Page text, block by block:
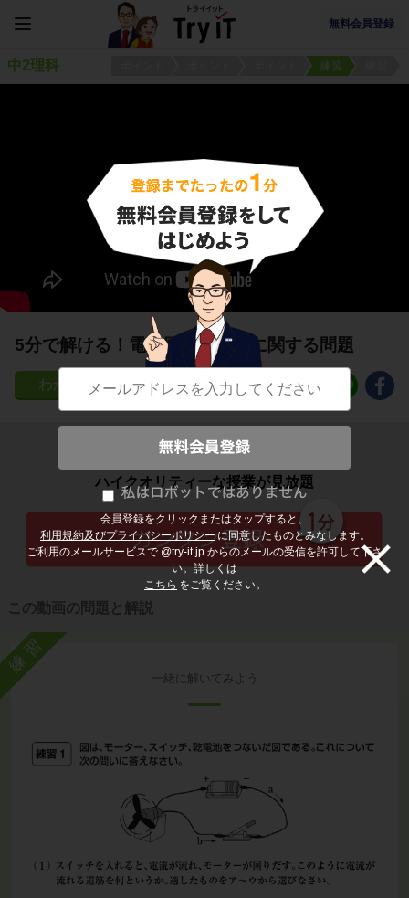
無料会員登録
会員登録をクリックまたはタップすると、
利用規約及びプライバシーポリシー に同意したものとみなします。
ご利用のメールサービスで @try-it.jp からのメールの受信を許可して下さ
い。詳しくは
こちら をご覧ください。
中2理科 練習
5分で解ける！電気回路と記号に関する問題
175
子どもの勉強から大人の学び直しまで
ハイクオリティーな授業が見放題
この動画の問題と解説
練習
一緒に解いてみよう